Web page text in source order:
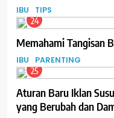
IBU TIPS
24
Memahami Tangisan
IBU PARENTING
25
Aturan Baru Iklan
yang Berubah dan